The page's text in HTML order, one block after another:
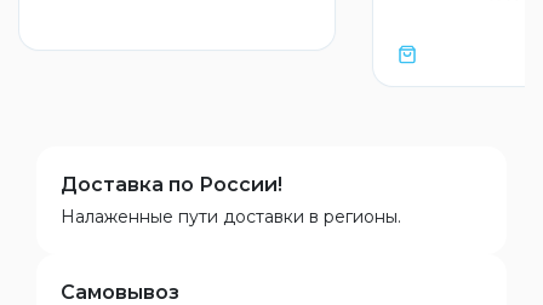
Доставка по России!
Налаженные пути доставки в регионы.
Самовывоз